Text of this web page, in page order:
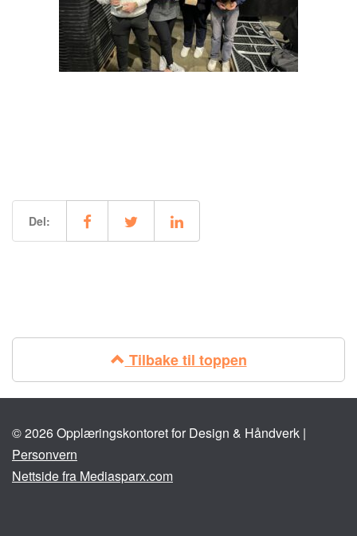
Del:
Tilbake til toppen
© 2026 Opplæringskontoret for Design & Håndverk |
Personvern
Nettside fra Mediasparx.com